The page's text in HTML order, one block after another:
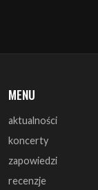
MENU
aktualności
koncerty
zapowiedzi
recenzje